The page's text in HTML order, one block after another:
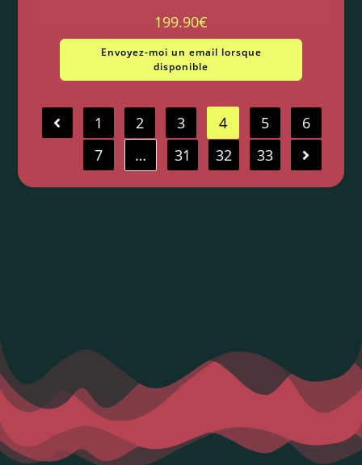
199.90€
Envoyez-moi un email lorsque
disponible
1 2 3 4 5
6
7
… 31 32 33